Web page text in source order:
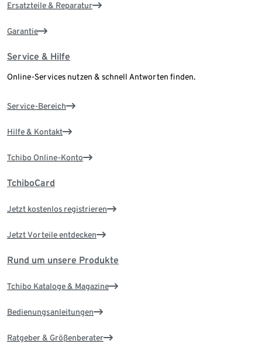
Ersatzteile & Reparatur
Garantie
Service & Hilfe
Online-Services nutzen & schnell Antworten finden.
Service-Bereich
Hilfe & Kontakt
Tchibo Online-Konto
TchiboCard
Jetzt kostenlos registrieren
Jetzt Vorteile entdecken
Rund um unsere Produkte
Tchibo Kataloge & Magazine
Bedienungsanleitungen
Ratgeber & Größenberater